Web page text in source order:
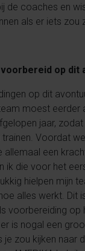
de coaches en
als er iets zou
op dit
op dit
moest eerder
jaar,
Voordat
allemaal een
ik die voor het
hielpen mijn
alles werkt. Dit
voorbereiding op
is nogal een
je zou kijken naar